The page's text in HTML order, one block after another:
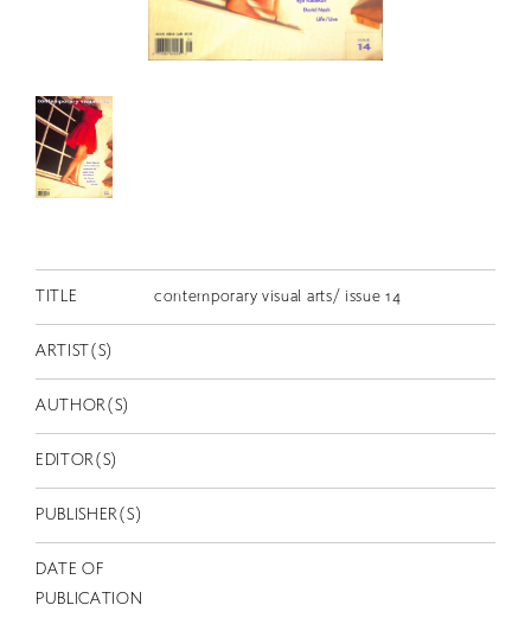
スカラシップ受賞者
CONTACT
JP
EN
TITLE contemporary visual arts/ issue 14
ARTIST(S)
AUTHOR(S)
EDITOR(S)
PUBLISHER(S)
DATE OF
PUBLICATION